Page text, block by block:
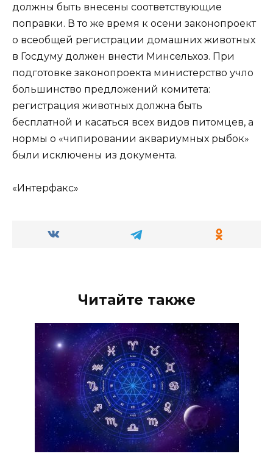
должны быть внесены соответствующие
поправки. В то же время к осени законопроект
о всеобщей регистрации домашних животных
в Госдуму должен внести Минсельхоз. При
подготовке законопроекта министерство учло
большинство предложений комитета:
регистрация животных должна быть
бесплатной и касаться всех видов питомцев, а
нормы о «чипировании аквариумных рыбок»
были исключены из документа.
«Интерфакс»
Читайте также